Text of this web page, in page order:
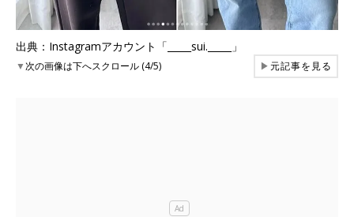
出典：Instagramアカウント「_____sui._____」
▼次の画像は下へスクロール (4/5) ▶元記事を見る